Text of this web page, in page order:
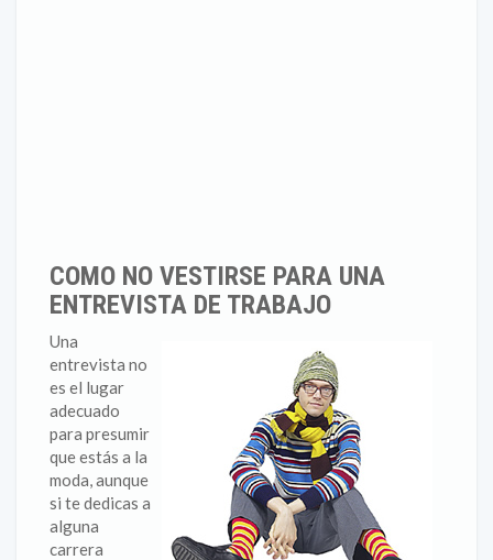
COMO NO VESTIRSE PARA UNA
ENTREVISTA DE TRABAJO
Una
entrevista no
es el lugar
adecuado
para presumir
que estás a la
moda, aunque
si te dedicas a
alguna
carrera